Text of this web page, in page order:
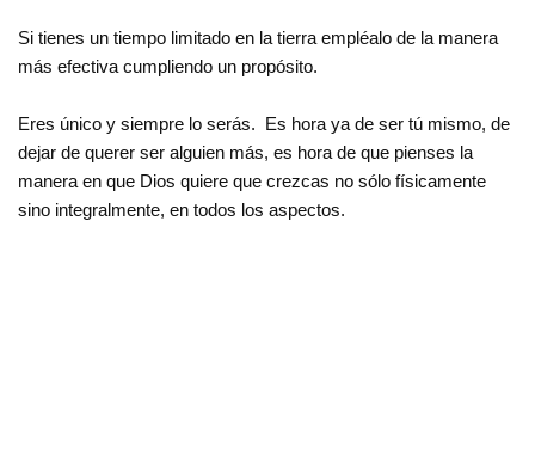
Si tienes un tiempo limitado en la tierra empléalo de la manera
más efectiva cumpliendo un propósito.
Eres único y siempre lo serás. Es hora ya de ser tú mismo, de
dejar de querer ser alguien más, es hora de que pienses la
manera en que Dios quiere que crezcas no sólo físicamente
sino integralmente, en todos los aspectos.